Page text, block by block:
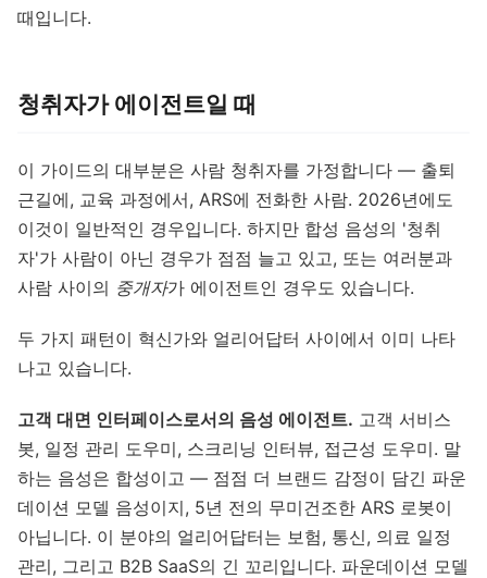
때입니다.
청취자가 에이전트일 때
이 가이드의 대부분은 사람 청취자를 가정합니다 — 출퇴
근길에, 교육 과정에서, ARS에 전화한 사람. 2026년에도
이것이 일반적인 경우입니다. 하지만 합성 음성의 '청취
자'가 사람이 아닌 경우가 점점 늘고 있고, 또는 여러분과
사람 사이의 중개자가 에이전트인 경우도 있습니다.
두 가지 패턴이 혁신가와 얼리어답터 사이에서 이미 나타
나고 있습니다.
고객 대면 인터페이스로서의 음성 에이전트. 고객 서비스
봇, 일정 관리 도우미, 스크리닝 인터뷰, 접근성 도우미. 말
하는 음성은 합성이고 — 점점 더 브랜드 감정이 담긴 파운
데이션 모델 음성이지, 5년 전의 무미건조한 ARS 로봇이
아닙니다. 이 분야의 얼리어답터는 보험, 통신, 의료 일정
관리, 그리고 B2B SaaS의 긴 꼬리입니다. 파운데이션 모델